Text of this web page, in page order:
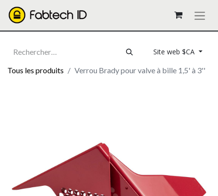
Site web $CA
Tous les produits
Verrou Brady pour valve à bille 1,5' à 3''